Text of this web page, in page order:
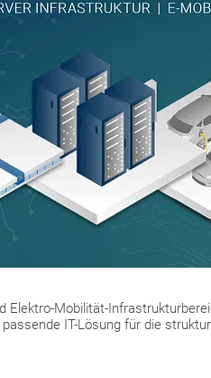
Elektro-Mobilität-
IT-Lösung für die